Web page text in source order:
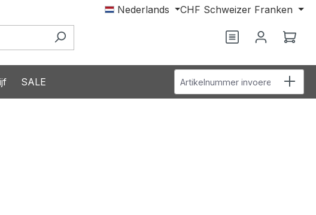
Nederlands CHF Schweizer Franken
Je hebt 0 items
SALE Artikelnummer invoeren